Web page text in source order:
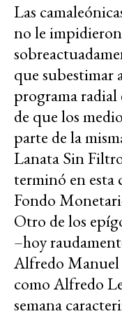
Las
no le
que subestimar
programa
de que los
parte de la
Lanata Sin
terminó en esta
Fondo
Otro de los
–hoy
Alfredo
como Alfredo
semana